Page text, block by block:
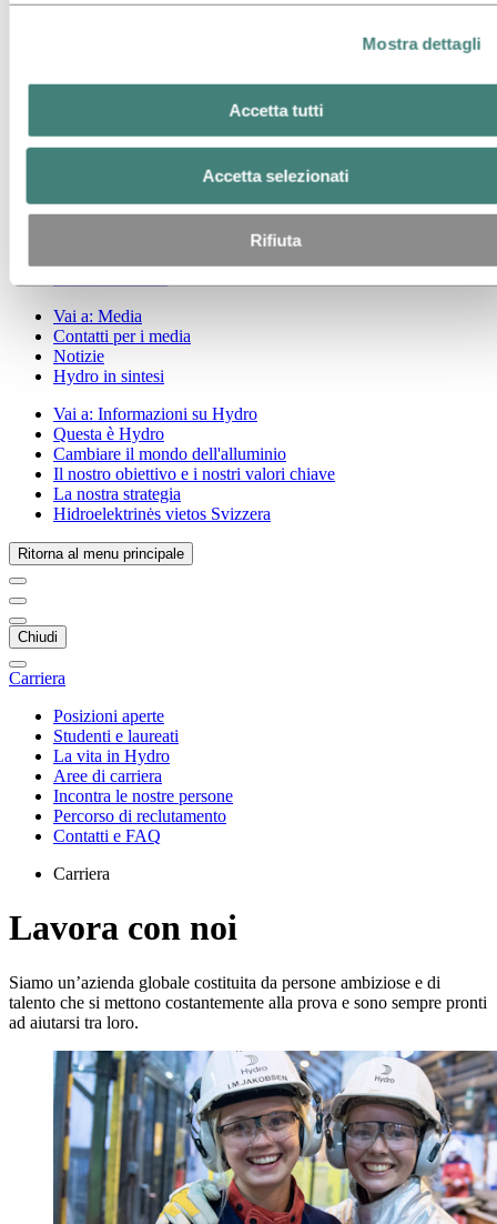
Mostra dettagli
Accetta tutti
Accetta selezionati
Rifiuta
Studenti e laureati
Incontra le nostre persone
Percorso di reclutamento
Vai a: Media
Contatti per i media
Notizie
Hydro in sintesi
Vai a: Informazioni su Hydro
Questa è Hydro
Cambiare il mondo dell'alluminio
Il nostro obiettivo e i nostri valori chiave
La nostra strategia
Hidroelektrinės vietos Svizzera
Ritorna al menu principale
Chiudi
Carriera
Posizioni aperte
Studenti e laureati
La vita in Hydro
Aree di carriera
Incontra le nostre persone
Percorso di reclutamento
Contatti e FAQ
Carriera
Lavora con noi
Siamo un’azienda globale costituita da persone ambiziose e di
talento che si mettono costantemente alla prova e sono sempre pronti
ad aiutarsi tra loro.